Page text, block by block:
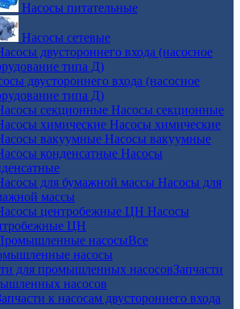
Насосы питательные
Насосы сетевые
двустороннего входа (насосное
типа Д)
Насосы секционные
Насосы химические
Насосы вакуумные
Насосы
Насосы для
массы
Насосы
ЦН
Все
насосы
Запчасти
насосов